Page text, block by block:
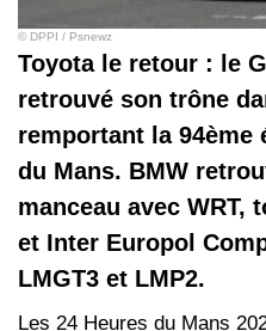
© DPPI / Psnewz
Toyota le retour : le
retrouvé son trône
remportant la 94ème
du Mans. BMW
manceau avec WRT,
et Inter Europol
LMGT3 et LMP2.
Les 24 Heures du Mans